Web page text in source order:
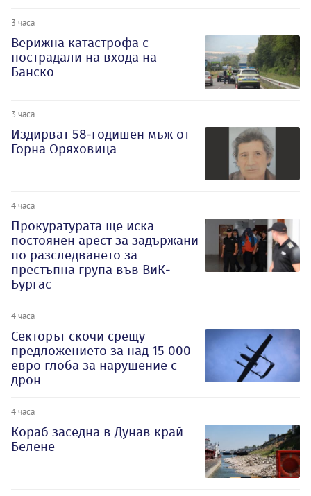
3 часа
Верижна катастрофа с
пострадали на входа на
Банско
3 часа
Издирват 58-годишен мъж от
Горна Оряховица
4 часа
Прокуратурата ще иска
постоянен арест за задържани
по разследването за
престъпна група във ВиК-
Бургас
4 часа
Секторът скочи срещу
предложението за над 15 000
евро глоба за нарушение с
дрон
4 часа
Кораб заседна в Дунав край
Белене